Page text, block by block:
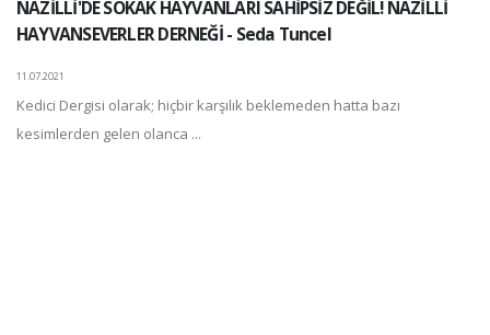
NAZİLLİ'DE SOKAK HAYVANLARI SAHİPSİZ DEĞİL! NAZİLLİ
HAYVANSEVERLER DERNEĞİ - Seda Tuncel
11.07.2021
Kedici Dergisi olarak; hiçbir karşılık beklemeden hatta bazı
kesimlerden gelen olanca ...